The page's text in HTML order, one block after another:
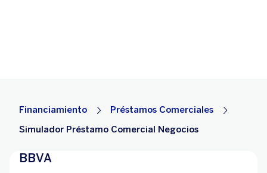
Financiamiento
Préstamos Comerciales
Simulador Préstamo Comercial Negocios
BBVA